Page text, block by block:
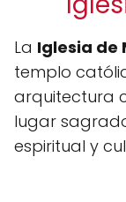
La Iglesia de
templo
arquitectura
lugar
espiritual y